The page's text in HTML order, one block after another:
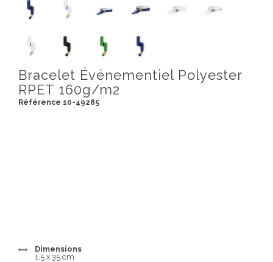
Bracelet Événementiel Polyester
RPET 160g/m2
Référence 10-49285
Dimensions
1.5 x 35 cm